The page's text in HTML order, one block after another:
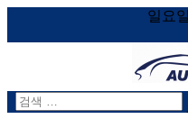
일요
AUTOPRESS
오토프레스, 자동차시승기
검
색